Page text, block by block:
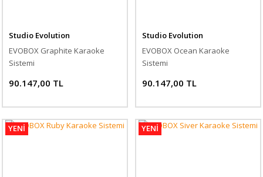
Studio Evolution
EVOBOX Graphite Karaoke
Sistemi
90.147,00 TL
Studio Evolution
EVOBOX Ocean Karaoke
Sistemi
90.147,00 TL
YENİ YENİ